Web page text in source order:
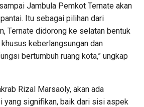
Jambula Pemkot Ternate akan
Itu sebagai pilihan dari
Ternate didorong ke selatan bentuk
keberlangsungan dan
bertumbuh ruang kota,” ungkap
Rizal Marsaoly, akan ada
yang signifikan, baik dari sisi aspek